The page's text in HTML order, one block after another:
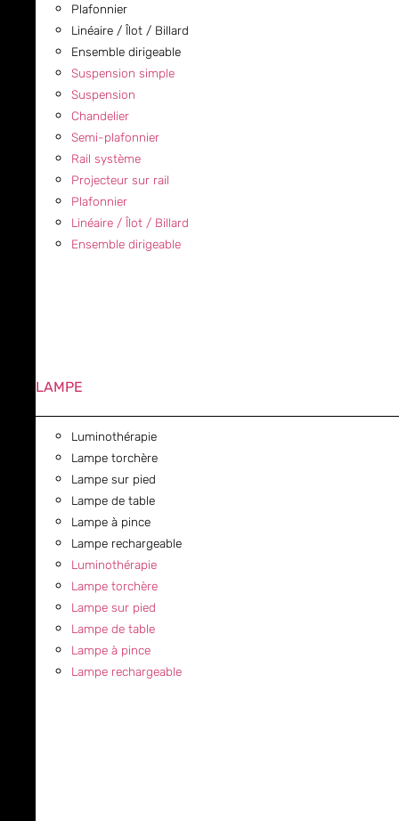
Plafonnier
Linéaire / Îlot / Billard
Ensemble dirigeable
Suspension simple
Suspension
Chandelier
Semi-plafonnier
Rail système
Projecteur sur rail
Plafonnier
Linéaire / Îlot / Billard
Ensemble dirigeable
LAMPE
Luminothérapie
Lampe torchère
Lampe sur pied
Lampe de table
Lampe à pince
Lampe rechargeable
Luminothérapie
Lampe torchère
Lampe sur pied
Lampe de table
Lampe à pince
Lampe rechargeable